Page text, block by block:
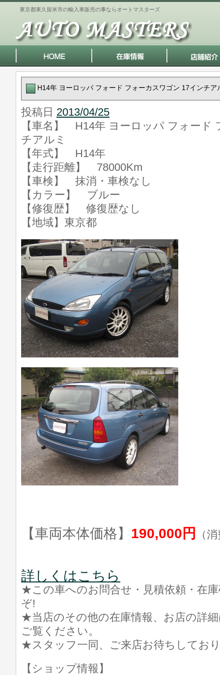
東京都東久留米市の輸入車販売の事ならオートマスターズ
H14年 ヨーロッパ フォード フォーカスワゴン 17インチア
投稿日 2013/04/25
【車名】 H14年 ヨーロッパ フォード
チアルミ
【年式】 H14年
【走行距離】 78000Km
【車検】 抹消・車検なし
【カラー】 ブルー
【修復歴】 修復歴なし
【地域】東京都
【車両本体価格】 190,000円 （
詳しくはこちら
★この車へのお問合せ・見積依頼・在
ぞ!
★当店のその他の在庫情報、お店の詳
ご覧ください。
★スタッフ一同、ご来店お待ちしてお
【ショップ情報】